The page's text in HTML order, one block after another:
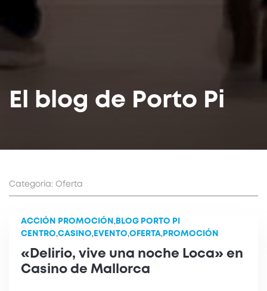
El blog de Porto Pi
Categoría: Oferta
ACCIÓN PROMOCIÓN , BLOG PORTO PI
CENTRO,CASINO, EVENTO,OFERTA, PROMOCIÓN
«Delirio, vive una noche Loca» en
Casino de Mallorca